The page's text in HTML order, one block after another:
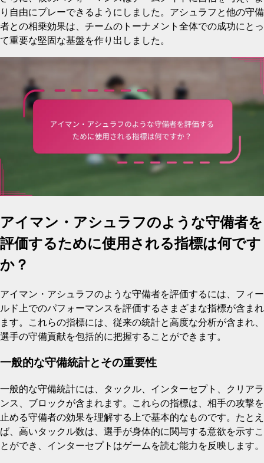
り自由にプレーできるようにしました。アシュラフと他の守備
者との相乗効果は、チームのトーナメント全体での成功にとっ
て重要な堅固な基盤を作り出しました。
アイマン・アシュラフのような守備者を
評価するために使用される指標は何です
か？
アイマン・アシュラフのような守備者を評価するには、フィー
ルド上でのパフォーマンスを評価するさまざまな指標が含まれ
ます。これらの指標には、従来の統計と高度な分析が含まれ、
選手の守備貢献を包括的に把握することができます。
一般的な守備統計とその重要性
一般的な守備統計には、タックル、インターセプト、クリアラ
ンス、ブロックが含まれます。これらの指標は、相手の攻撃を
止める守備者の効果を理解する上で基本的なものです。たとえ
ば、高いタックル数は、選手が身体的に関与する意欲を示すこ
とができ、インターセプトはゲームを読む能力を反映します。